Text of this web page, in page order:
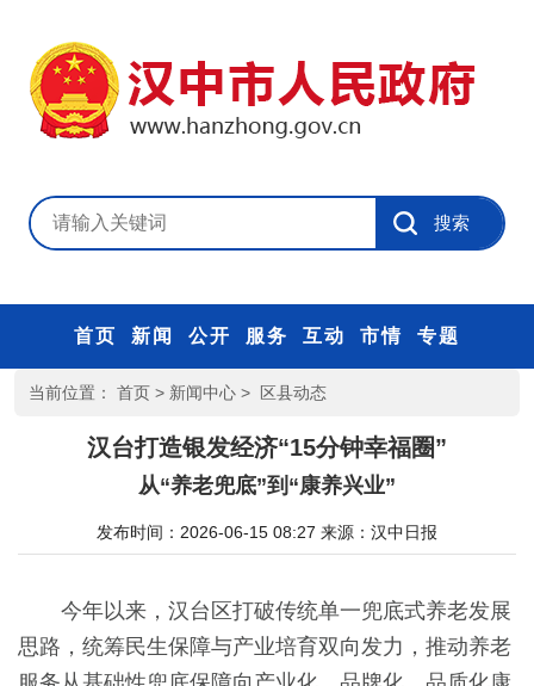
首页 新闻 公开 服务 互动 市情 专题
当前位置： 首页 > 新闻中心 > 区县动态
汉台打造银发经济“15分钟幸福圈”
从“养老兜底”到“康养兴业”
发布时间：2026-06-15 08:27 来源： 汉中日报
今年以来，汉台区打破传统单一兜底式养老发展
思路，统筹民生保障与产业培育双向发力，推动养老